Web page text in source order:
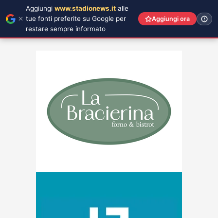
Aggiungi www.stadionews.it alle
tue fonti preferite su Google per
restare sempre informato
Aggiungi ora